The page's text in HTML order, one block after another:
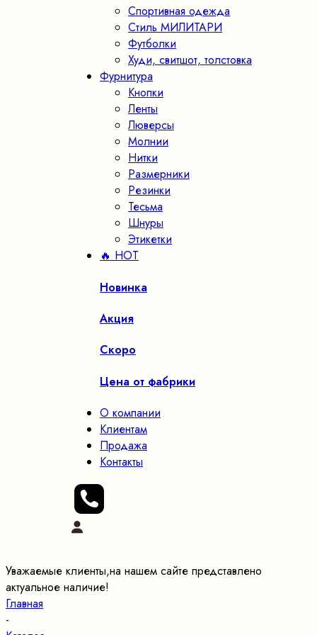
Спортивная одежда
Стиль МИЛИТАРИ
Футболки
Худи, свитшот, толстовка
Фурнитура
Кнопки
Ленты
Люверсы
Молнии
Нитки
Размерники
Резинки
Тесьма
Шнуры
Этикетки
🔥 HOT
Новинка
Акция
Скоро
Цена от фабрики
О компании
Клиентам
Продажа
Контакты
Уважаемые клиенты,на нашем сайте представлено
актуальное наличие!
Главная
-